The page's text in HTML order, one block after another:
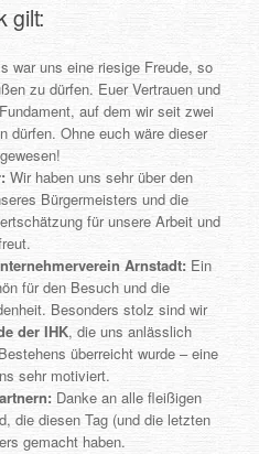
gilt:
war uns eine riesige Freude, so
zu dürfen. Euer Vertrauen und
auf dem wir seit zwei
dürfen. Ohne euch wäre dieser
Wir haben uns sehr über den
Bürgermeisters und die
für unsere Arbeit und
Arnstadt:Ein
für den Besuch und die
Besonders stolz sind wir
der IHK, die uns anlässlich
überreicht wurde – eine
sehr motiviert.
Danke an alle fleißigen
die diesen Tag (und die letzten
gemacht haben.